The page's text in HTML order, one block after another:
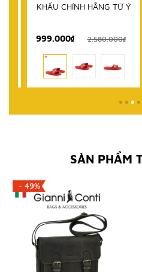
KHẨU CHÍNH HÃNG TỪ Ý
999.000₫ 2.580.000₫
SẢN PHẨM
- 49%